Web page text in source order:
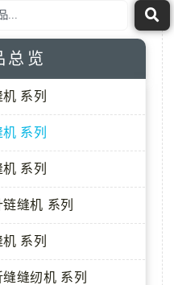
总览
系列
系列
系列
链缝机 系列
系列
缝缝纫机 系列